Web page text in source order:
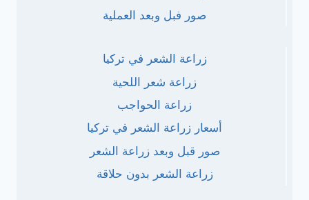
صور فبل وبعد العملية
زراعة الشعر في تركيا
زراعة شعر اللحية
زراعة الحواجب
أسعار زراعة الشعر في تركيا
صور قبل وبعد زراعة الشعر
زراعة الشعر بدون حلاقة